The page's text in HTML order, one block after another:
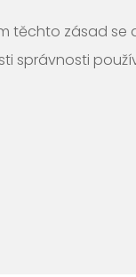
těchto zásad
správnosti